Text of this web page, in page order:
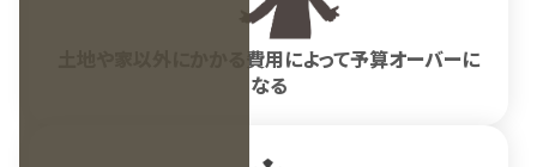
土地や家以外にかかる費用によって予算オーバーに
なる